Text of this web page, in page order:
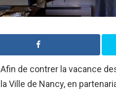
Afin de contrer la vacance
la Ville de Nancy, en